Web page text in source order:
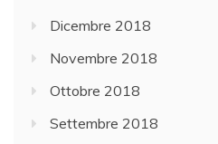
Dicembre 2018
Novembre 2018
Ottobre 2018
Settembre 2018